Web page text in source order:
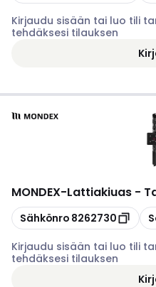
Kirjaudu sisään tai luo tili
tehdäksesi tilauksen
MONDEX-Lattiakiuas -
Kopioi
Sähkönro 8262730
Kirjaudu sisään tai luo tili
tehdäksesi tilauksen